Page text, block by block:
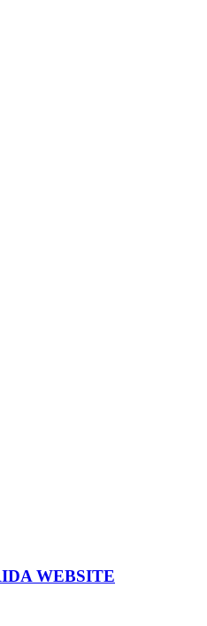
WEBSITE